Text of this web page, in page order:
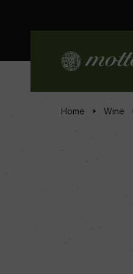
Home Wine